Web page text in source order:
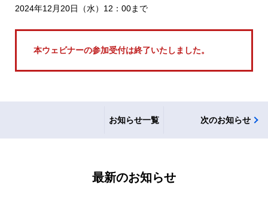
2024年12月20日（水）12：00まで
本ウェビナーの参加受付は終了いたしました。
お知らせ一覧 次のお知らせ
最新のお知らせ